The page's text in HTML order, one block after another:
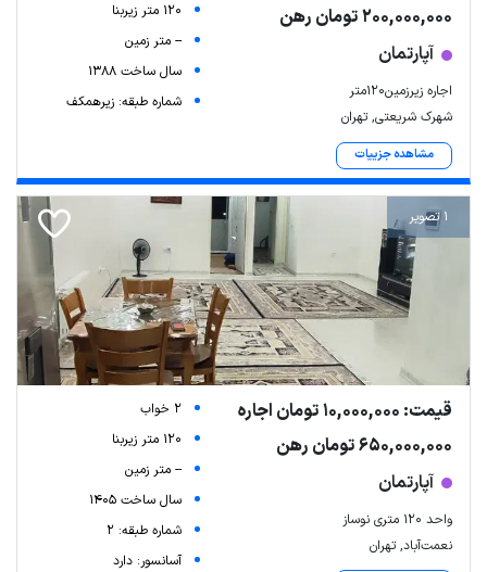
200,000,000 تومان رهن
آپارتمان
اجاره زیرزمین۱۲۰متر
شهرک شریعتی, تهران
مشاهده جزییات
120 متر زیربنا
-- متر زمین
سال ساخت 1388
شماره طبقه: زیرهمکف
1 تصویر
قیمت: 10,000,000 تومان اجاره
650,000,000 تومان رهن
آپارتمان
واحد 120 متری نوساز
نعمت‌آباد, تهران
2 خواب
120 متر زیربنا
-- متر زمین
سال ساخت 1405
شماره طبقه: 2
آسانسور: دارد